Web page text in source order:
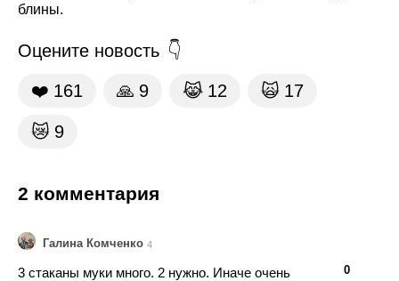
блины.
Оцените новость
❤️ 161 🙏 9 😹 12 🙀 17
😿 9
2 комментария
Галина Комченко 4
0
3 стаканы муки много. 2 нужно. Иначе очень